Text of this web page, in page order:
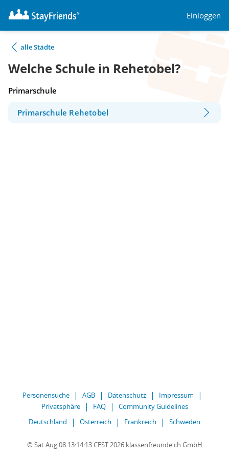
Einloggen
alle Städte
Welche Schule in Rehetobel?
Primarschule
Primarschule Rehetobel
Personensuche AGB Datenschutz
Impressum
Privatsphäre
FAQ
Community Guidelines
Deutschland
Österreich Frankreich Schweden
© Sat Aug 08 13:14:13 CEST 2026 klassenfreunde.ch GmbH